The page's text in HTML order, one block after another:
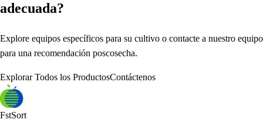
adecuada?
Explore equipos específicos para su cultivo o contacte a nuestro equipo
para una recomendación poscosecha.
Explorar Todos los ProductosContáctenos
FstSort